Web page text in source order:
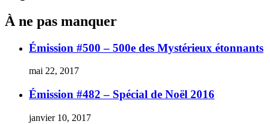
À ne pas manquer
Émission #500 – 500e des Mystérieux étonnants
mai 22, 2017
Émission #482 – Spécial de Noël 2016
janvier 10, 2017